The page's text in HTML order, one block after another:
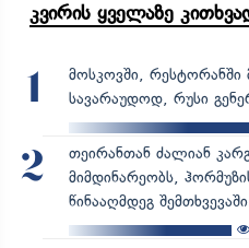
კვირის ყველაზე
1
მოსკოვში, რესტორანში
სავარაუდოდ, რუსი
2
თეირანთან ძალიან
მიმდინარეობს,
წინააღმდეგ